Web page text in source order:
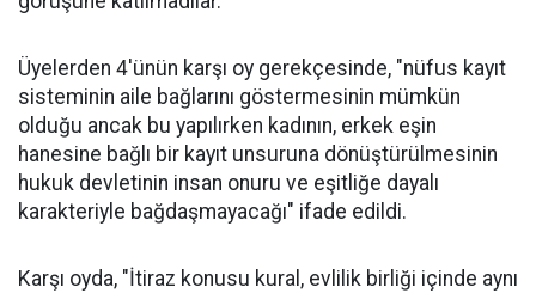
Üyelerden 4'ünün karşı oy gerekçesinde, "nüfus kayıt
sisteminin aile bağlarını göstermesinin mümkün
olduğu ancak bu yapılırken kadının, erkek eşin
hanesine bağlı bir kayıt unsuruna dönüştürülmesinin
hukuk devletinin insan onuru ve eşitliğe dayalı
karakteriyle bağdaşmayacağı" ifade edildi.
Karşı oyda, "İtiraz konusu kural, evlilik birliği içinde aynı